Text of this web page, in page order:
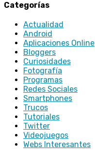
Categorías
Actualidad
Android
Aplicaciones Online
Bloggers
Curiosidades
Fotografía
Programas
Redes Sociales
Smartphones
Trucos
Tutoriales
Twitter
Videojuegos
Webs Interesantes